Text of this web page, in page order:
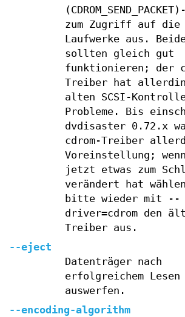
zum Zugriff auf die
Laufwerke aus.
sollten gleich gut
funktionieren; der
Treiber hat
alten SCSI-
Probleme. Bis
dvdisaster 0.72.x
cdrom-Treiber
Voreinstellung;
jetzt etwas zum
verändert hat
bitte wieder mit --
driver=cdrom den
Treiber aus.
--eject
Datenträger nach
erfolgreichem Lesen
auswerfen.
--encoding-algorithm